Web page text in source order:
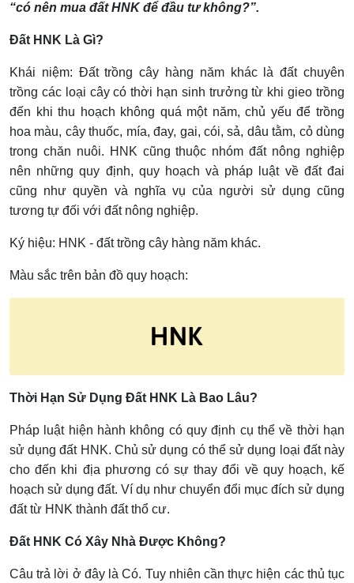
“có nên mua đất HNK để đầu tư không?”.
Đất HNK Là Gì?
Khái niệm: Đất trồng cây hàng năm khác là đất chuyên
trồng các loại cây có thời hạn sinh trưởng từ khi gieo trồng
đến khi thu hoạch không quá một năm, chủ yếu để trồng
hoa màu, cây thuốc, mía, đay, gai, cói, sả, dâu tằm, cỏ dùng
trong chăn nuôi. HNK cũng thuộc nhóm đất nông nghiệp
nên những quy định, quy hoạch và pháp luật về đất đai
cũng như quyền và nghĩa vụ của người sử dụng cũng
tương tự đối với đất nông nghiệp.
Ký hiệu: HNK - đất trồng cây hàng năm khác.
Màu sắc trên bản đồ quy hoạch:
Thời Hạn Sử Dụng Đất HNK Là Bao Lâu?
Pháp luật hiện hành không có quy định cụ thể về thời hạn
sử dụng đất HNK. Chủ sử dụng có thể sử dụng loại đất này
cho đến khi địa phương có sự thay đổi về quy hoạch, kế
hoạch sử dụng đất. Ví dụ như chuyển đổi mục đích sử dụng
đất từ HNK thành đất thổ cư.
Đất HNK Có Xây Nhà Được Không?
Câu trả lời ở đây là Có. Tuy nhiên cần thực hiện các thủ tục